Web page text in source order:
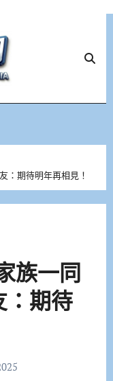
：期待明年再相見！
族一同
：期待